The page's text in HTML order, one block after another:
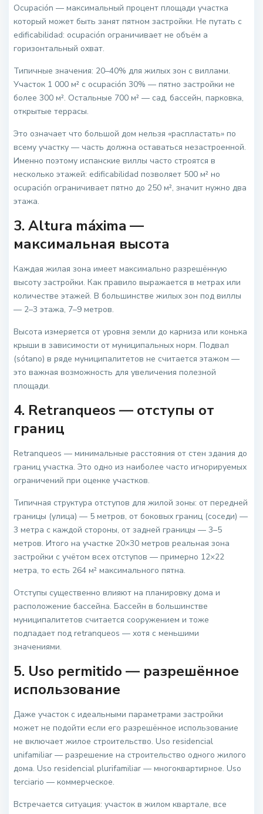
Ocupación — максимальный процент площади участка
который может быть занят пятном застройки. Не путать с
edificabilidad: ocupación ограничивает не объём а
горизонтальный охват.
Типичные значения: 20–40% для жилых зон с виллами.
Участок 1 000 м² с ocupación 30% — пятно застройки не
более 300 м². Остальные 700 м² — сад, бассейн, парковка,
открытые террасы.
Это означает что большой дом нельзя «распластать» по
всему участку — часть должна оставаться незастроенной.
Именно поэтому испанские виллы часто строятся в
несколько этажей: edificabilidad позволяет 500 м² но
ocupación ограничивает пятно до 250 м², значит нужно два
этажа.
3. Altura máxima —
максимальная высота
Каждая жилая зона имеет максимально разрешённую
высоту застройки. Как правило выражается в метрах или
количестве этажей. В большинстве жилых зон под виллы
— 2–3 этажа, 7–9 метров.
Высота измеряется от уровня земли до карниза или конька
крыши в зависимости от муниципальных норм. Подвал
(sótano) в ряде муниципалитетов не считается этажом —
это важная возможность для увеличения полезной
площади.
4. Retranqueos — отступы от
границ
Retranqueos — минимальные расстояния от стен здания до
границ участка. Это одно из наиболее часто игнорируемых
ограничений при оценке участков.
Типичная структура отступов для жилой зоны: от передней
границы (улица) — 5 метров, от боковых границ (соседи) —
3 метра с каждой стороны, от задней границы — 3–5
метров. Итого на участке 20×30 метров реальная зона
застройки с учётом всех отступов — примерно 12×22
метра, то есть 264 м² максимального пятна.
Отступы существенно влияют на планировку дома и
расположение бассейна. Бассейн в большинстве
муниципалитетов считается сооружением и тоже
подпадает под retranqueos — хотя с меньшими
значениями.
5. Uso permitido — разрешённое
использование
Даже участок с идеальными параметрами застройки
может не подойти если его разрешённое использование
не включает жилое строительство. Uso residencial
unifamiliar — разрешение на строительство одного жилого
дома. Uso residencial plurifamiliar — многоквартирное. Uso
terciario — коммерческое.
Встречается ситуация: участок в жилом квартале, все